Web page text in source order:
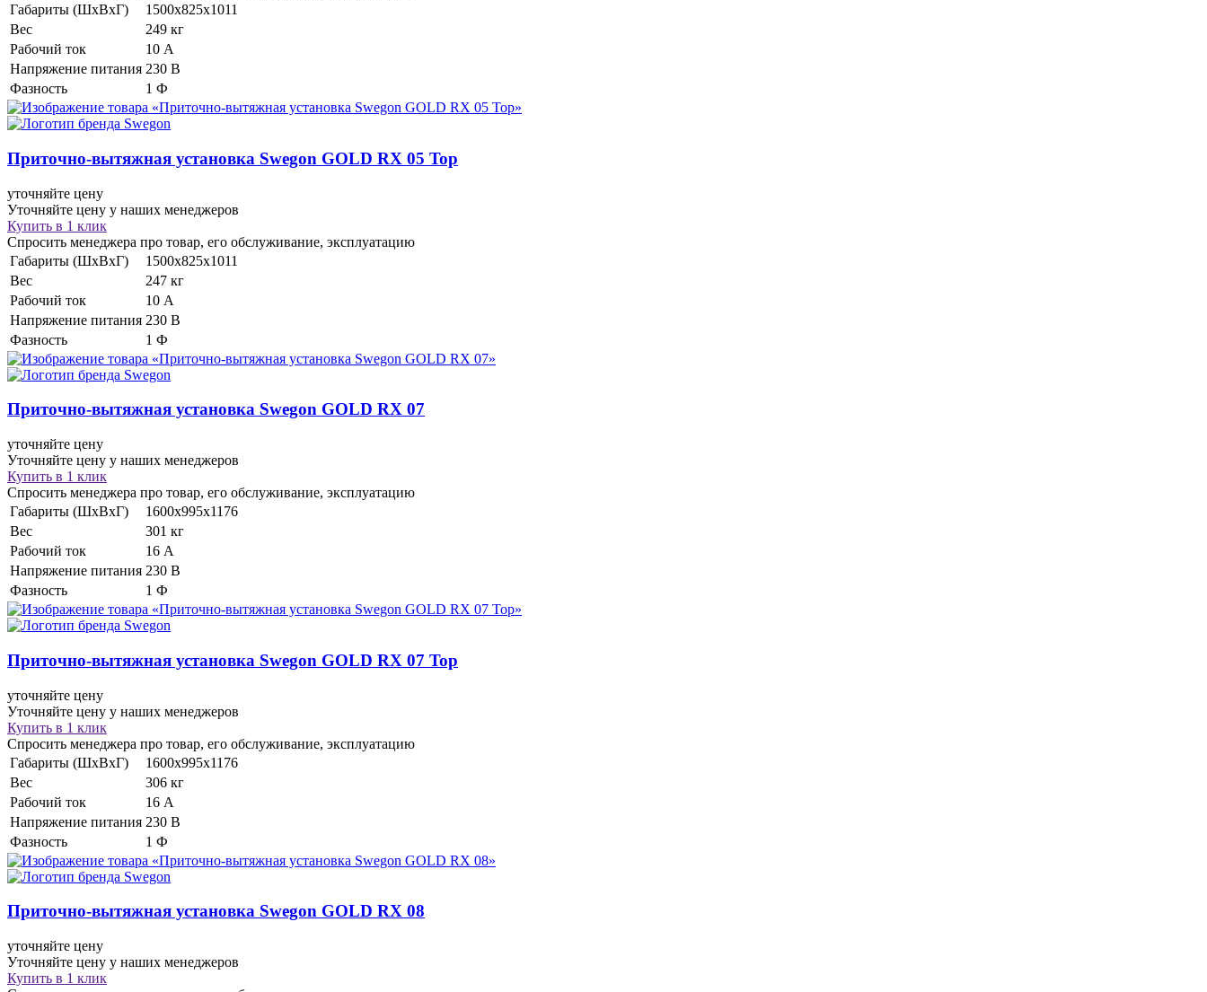
Габариты (ШхВхГ)
1500x825x1011
Вес
249 кг
Рабочий ток
10 А
Напряжение питания 230 В
Фазность
1 Ф
Приточно-вытяжная установка Swegon GOLD RX 05 Top
уточняйте цену
Уточняйте цену у наших менеджеров
Купить в 1 клик
Спросить менеджера про товар, его обслуживание, эксплуатацию
Габариты (ШхВхГ)
1500x825x1011
Вес
247 кг
Рабочий ток
10 А
Напряжение питания 230 В
Фазность
1 Ф
Приточно-вытяжная установка Swegon GOLD RX 07
уточняйте цену
Уточняйте цену у наших менеджеров
Купить в 1 клик
Спросить менеджера про товар, его обслуживание, эксплуатацию
Габариты (ШхВхГ)
1600x995x1176
Вес
301 кг
Рабочий ток
16 А
Напряжение питания 230 В
Фазность
1 Ф
Приточно-вытяжная установка Swegon GOLD RX 07 Top
уточняйте цену
Уточняйте цену у наших менеджеров
Купить в 1 клик
Спросить менеджера про товар, его обслуживание, эксплуатацию
Габариты (ШхВхГ)
1600x995x1176
Вес
306 кг
Рабочий ток
16 А
Напряжение питания 230 В
Фазность
1 Ф
Приточно-вытяжная установка Swegon GOLD RX 08
уточняйте цену
Уточняйте цену у наших менеджеров
Купить в 1 клик